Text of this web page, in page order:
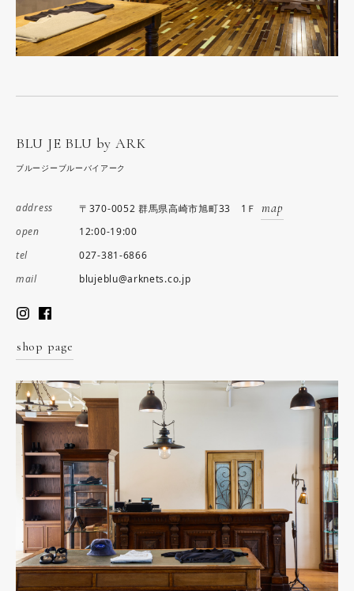
BLU JE BLU by ARK
ブルージーブルーバイアーク
address 〒370-0052 群馬県高崎市旭町33 1Ｆ map
open
12:00-19:00
tel
027-381-6866
mail
blujeblu@arknets.co.jp
shop page